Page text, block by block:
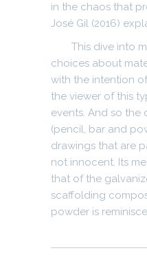
in the chaos that
José Gil (2016)
This dive into
choices about
with the intention
the viewer of this
events. And so
(pencil, bar and
drawings that are
not innocent. Its
that of the
scaffolding
powder is